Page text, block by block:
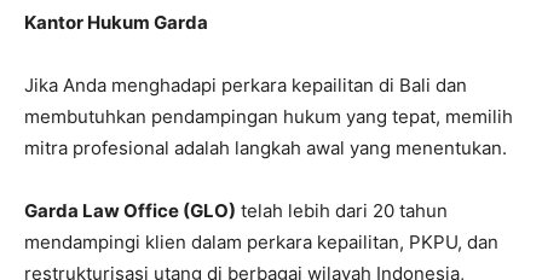
Kantor Hukum Garda
Jika Anda menghadapi perkara kepailitan di Bali dan
membutuhkan pendampingan hukum yang tepat, memilih
mitra profesional adalah langkah awal yang menentukan.
Garda Law Office (GLO) telah lebih dari 20 tahun
mendampingi klien dalam perkara kepailitan, PKPU, dan
restrukturisasi utang di berbagai wilayah Indonesia,